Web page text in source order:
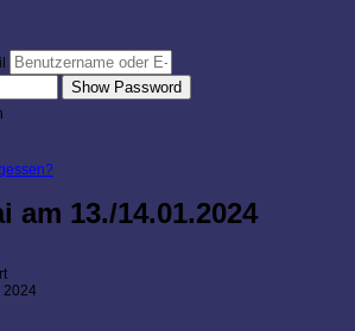
Show Password
am 13./14.01.2024
2024